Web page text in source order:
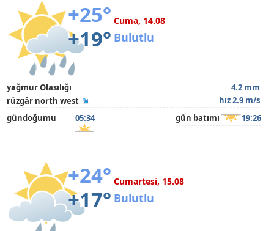
+25°
+19°
Cuma, 14.08
Bulutlu
yağmur Olasılığı
4.2 mm
rüzgâr north west
hız 2.9 m/s
gündoğumu
05:34 gün batımı 19:26
+24°
+17°
Cumartesi, 15.08
Bulutlu